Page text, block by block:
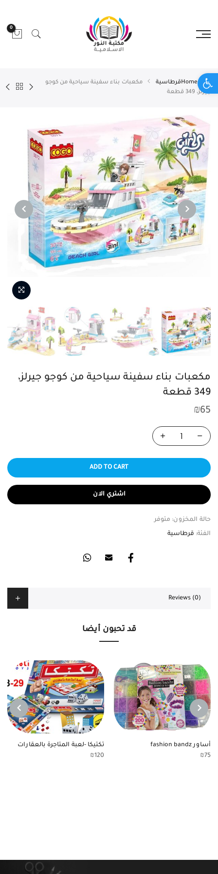
Open toolbar
0
Homeقرطاسية
مكعبات بناء سفينة سياحية من كوجو
جيرلز، 349 قطعة
PREVIOUS
NEXT
مكعبات بناء سفينة سياحية من كوجو جيرلز،
349 قطعة
₪65
ADD TO CART
اشتري الان
حالة المخزون: متوفر
الفئة: قرطاسية
Reviews (0)
قد تحبون أيضا
PREVIOUS
أساور fashion bandz
₪75
تكتيكا -لعبة المتاجرة بالعقارات
₪120
NEXT